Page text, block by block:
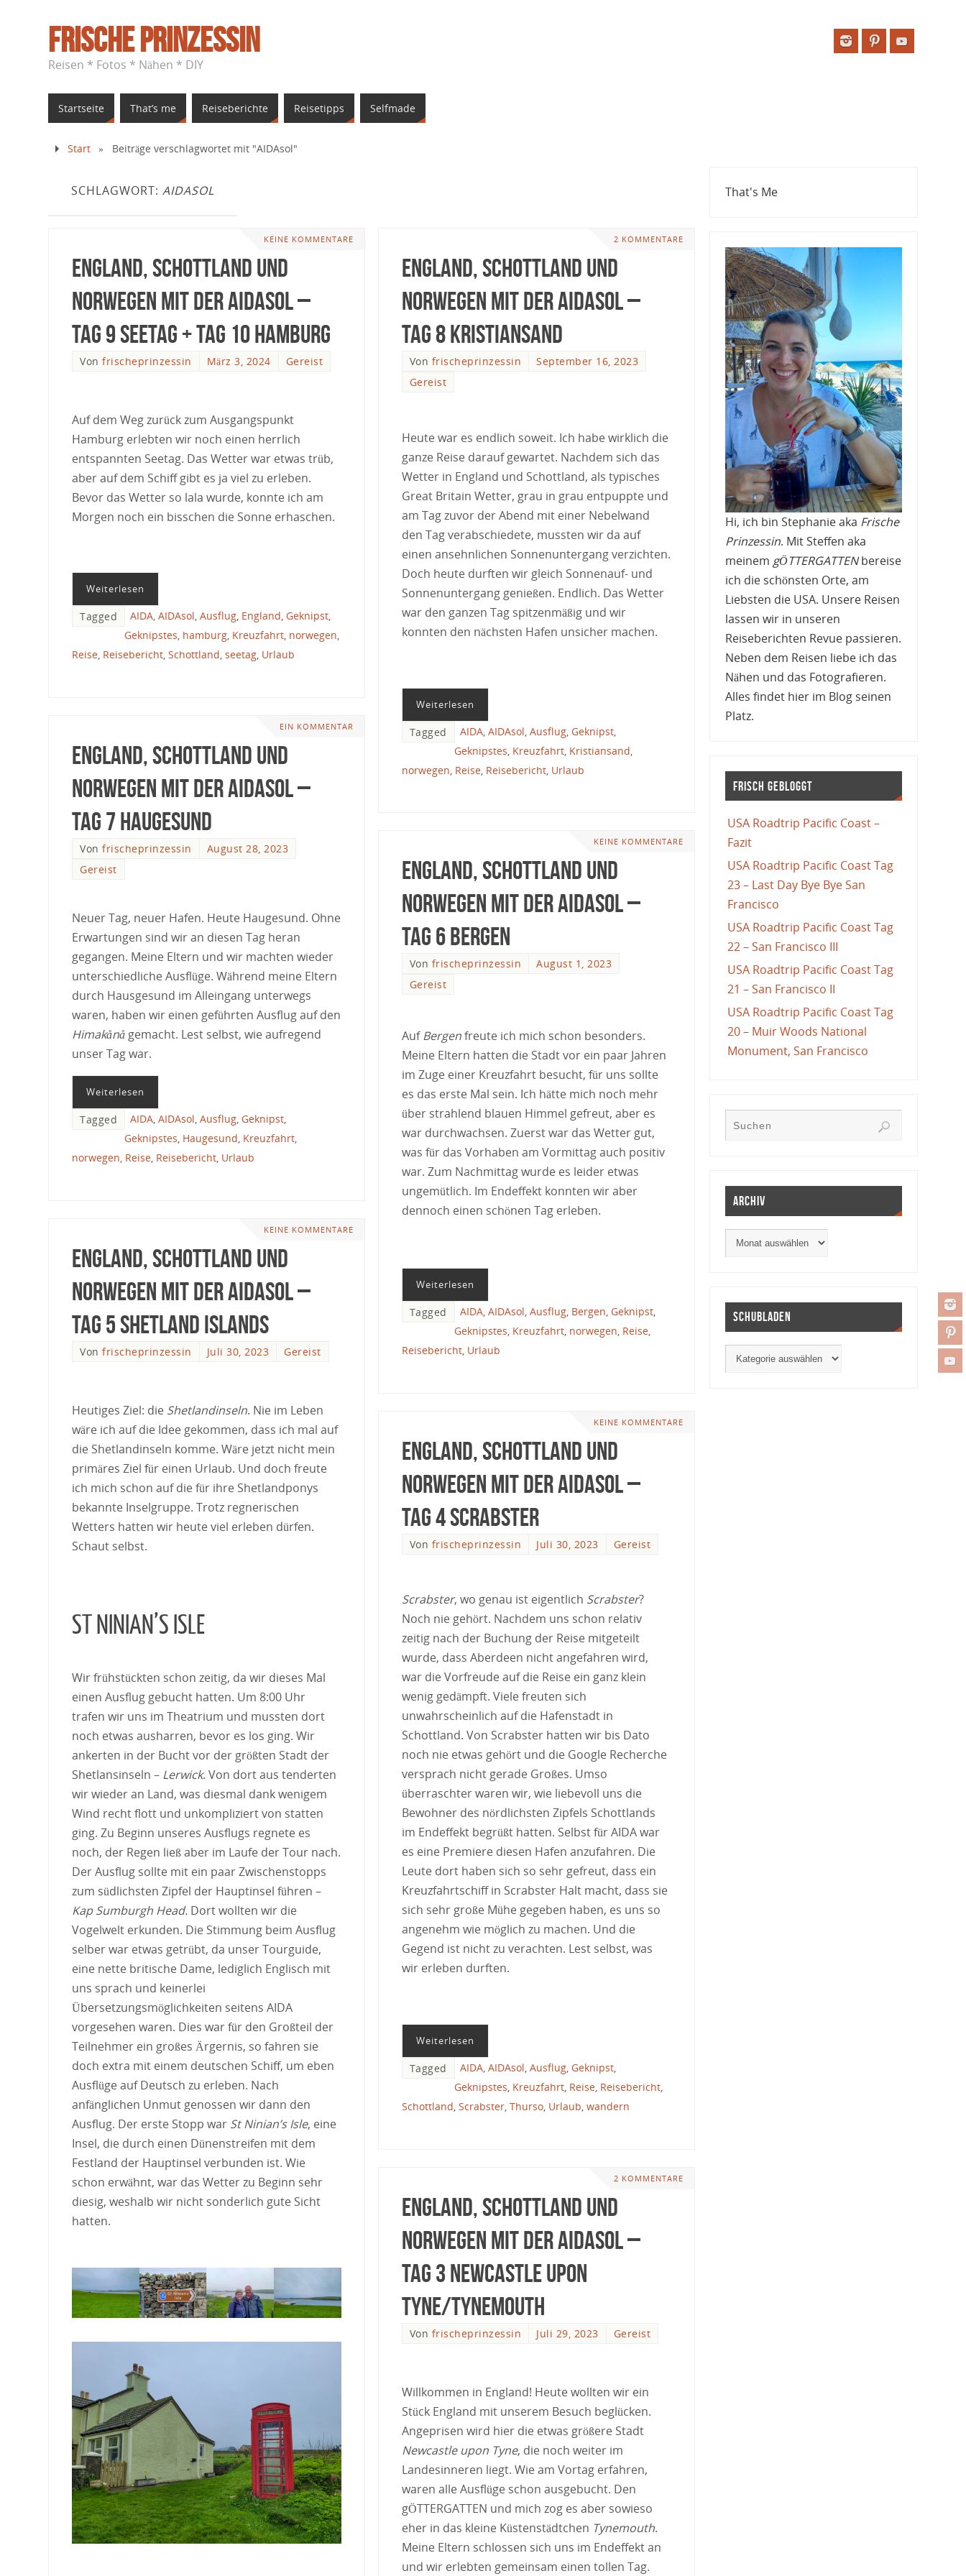
Frische Prinzessin
Reisen * Fotos * Nähen * DIY
Startseite That’s me Reiseberichte Reisetipps Selfmade
Start » Beiträge verschlagwortet mit "AIDAsol"
SCHLAGWORT: AIDASOL
KEINE KOMMENTARE
England, Schottland und
Norwegen mit der AIDAsol –
Tag 9 Seetag + Tag 10 Hamburg
Von frischeprinzessin März 3, 2024 Gereist
Auf dem Weg zurück zum Ausgangspunkt
Hamburg erlebten wir noch einen herrlich
entspannten Seetag. Das Wetter war etwas trüb,
aber auf dem Schiff gibt es ja viel zu erleben.
Bevor das Wetter so lala wurde, konnte ich am
Morgen noch ein bisschen die Sonne erhaschen.
Weiterlesen
Tagged AIDA, AIDAsol, Ausflug, England, Geknipst,
Geknipstes, hamburg, Kreuzfahrt, norwegen,
Reise, Reisebericht, Schottland, seetag, Urlaub
2 KOMMENTARE
England, Schottland und
Norwegen mit der AIDAsol –
Tag 8 Kristiansand
Von frischeprinzessin
September 16, 2023
Gereist
Heute war es endlich soweit. Ich habe wirklich die
ganze Reise darauf gewartet. Nachdem sich das
Wetter in England und Schottland, als typisches
Great Britain Wetter, grau in grau entpuppte und
am Tag zuvor der Abend mit einer Nebelwand
den Tag verabschiedete, mussten wir da auf
einen ansehnlichen Sonnenuntergang verzichten.
Doch heute durften wir gleich Sonnenauf- und
Sonnenuntergang genießen. Endlich. Das Wetter
war den ganzen Tag spitzenmäßig und wir
konnten den nächsten Hafen unsicher machen.
Weiterlesen
Tagged AIDA, AIDAsol Ausflug, Geknipst,
Geknipstes Kreuzfahrt, Kristiansand
norwegen Reise, Reisebericht, Urlaub
EIN KOMMENTAR
England, Schottland und
Norwegen mit der AIDAsol –
Tag 7 Haugesund
Von frischeprinzessin
August 28, 2023
Gereist
Neuer Tag, neuer Hafen. Heute Haugesund. Ohne
Erwartungen sind wir an diesen Tag heran
gegangen. Meine Eltern und wir machten wieder
unterschiedliche Ausflüge. Während meine Eltern
durch Hausgesund im Alleingang unterwegs
waren, haben wir einen geführten Ausflug auf den
Himakånå gemacht. Lest selbst, wie aufregend
unser Tag war.
Weiterlesen
Tagged AIDA, AIDAsol, Ausflug, Geknipst,
Geknipstes, Haugesund, Kreuzfahrt,
norwegen, Reise, Reisebericht, Urlaub
KEINE KOMMENTARE
England, Schottland und
Norwegen mit der AIDAsol –
Tag 6 Bergen
Von frischeprinzessin
August 1, 2023
Gereist
AufBergenfreute ich mich schon besonders.
Meine Eltern hatten die Stadt vor ein paar Jahren
im Zuge einer Kreuzfahrt besucht, für uns sollte
es das erste Mal sein. Ich hätte mich noch mehr
über strahlend blauen Himmel gefreut, aber es
war durchwachsen. Zuerst war das Wetter gut,
was für das Vorhaben am Vormittag auch positiv
war. Zum Nachmittag wurde es leider etwas
ungemütlich. Im Endeffekt konnten wir aber
dennoch einen schönen Tag erleben.
Weiterlesen
Tagged AIDA, AIDAsol, Ausflug, Bergen, Geknipst,
Geknipstes, Kreuzfahrt, norwegen, Reise,
Reisebericht, Urlaub
KEINE KOMMENTARE
England, Schottland und
Norwegen mit der AIDAsol –
Tag 5 Shetland Islands
Von frischeprinzessin Juli 30, 2023 Gereist
Heutiges Ziel: die Shetlandinseln. Nie im Leben
wäre ich auf die Idee gekommen, dass ich mal auf
die Shetlandinseln komme. Wäre jetzt nicht mein
primäres Ziel für einen Urlaub. Und doch freute
ich mich schon auf die für ihre Shetlandponys
bekannte Inselgruppe. Trotz regnerischen
Wetters hatten wir heute viel erleben dürfen.
Schaut selbst.
ST NINIAN’S ISLE
Wir frühstückten schon zeitig, da wir dieses Mal
einen Ausflug gebucht hatten. Um 8:00 Uhr
trafen wir uns im Theatrium und mussten dort
noch etwas ausharren, bevor es los ging. Wir
ankerten in der Bucht vor der größten Stadt der
Shetlansinseln – Lerwick. Von dort aus tenderten
wir wieder an Land, was diesmal dank wenigem
Wind recht flott und unkompliziert von statten
ging. Zu Beginn unseres Ausflugs regnete es
noch, der Regen ließ aber im Laufe der Tour nach.
Der Ausflug sollte mit ein paar Zwischenstopps
zum südlichsten Zipfel der Hauptinsel führen –
Kap Sumburgh Head. Dort wollten wir die
Vogelwelt erkunden. Die Stimmung beim Ausflug
selber war etwas getrübt, da unser Tourguide,
eine nette britische Dame, lediglich Englisch mit
uns sprach und keinerlei
Übersetzungsmöglichkeiten seitens AIDA
vorgesehen waren. Dies war für den Großteil der
Teilnehmer ein großes Ärgernis, so fahren sie
doch extra mit einem deutschen Schiff, um eben
Ausflüge auf Deutsch zu erleben. Nach
anfänglichen Unmut genossen wir dann den
Ausflug. Der erste Stopp war St Ninian’s Isle, eine
Insel, die durch einen Dünenstreifen mit dem
Festland der Hauptinsel verbunden ist. Wie
schon erwähnt, war das Wetter zu Beginn sehr
diesig, weshalb wir nicht sonderlich gute Sicht
hatten.
KEINE KOMMENTARE
England, Schottland und
Norwegen mit der AIDAsol –
Tag 4 Scrabster
Von frischeprinzessin Juli 30, 2023 Gereist
Scrabster, wo genau ist eigentlich Scrabster?
Noch nie gehört. Nachdem uns schon relativ
zeitig nach der Buchung der Reise mitgeteilt
wurde, dass Aberdeen nicht angefahren wird,
war die Vorfreude auf die Reise ein ganz klein
wenig gedämpft. Viele freuten sich
unwahrscheinlich auf die Hafenstadt in
Schottland. Von Scrabster hatten wir bis Dato
noch nie etwas gehört und die Google Recherche
versprach nicht gerade Großes. Umso
überraschter waren wir, wie liebevoll uns die
Bewohner des nördlichsten Zipfels Schottlands
im Endeffekt begrüßt hatten. Selbst für AIDA war
es eine Premiere diesen Hafen anzufahren. Die
Leute dort haben sich so sehr gefreut, dass ein
Kreuzfahrtschiff in Scrabster Halt macht, dass sie
sich sehr große Mühe gegeben haben, es uns so
angenehm wie möglich zu machen. Und die
Gegend ist nicht zu verachten. Lest selbst, was
wir erleben durften.
Weiterlesen
Tagged AIDA, AIDAsol, Ausflug, Geknipst,
Geknipstes, Kreuzfahrt, Reise, Reisebericht,
Schottland, Scrabster, Thurso, Urlaub, wandern
2 KOMMENTARE
England, Schottland und
Norwegen mit der AIDAsol –
Tag 3 Newcastle upon
Tyne/Tynemouth
Von frischeprinzessin Juli 29, 2023 Gereist
Willkommen in England! Heute wollten wir ein
Stück England mit unserem Besuch beglücken.
Angeprisen wird hier die etwas größere Stadt
Newcastle upon Tyne, die noch weiter im
Landesinneren liegt. Wie am Vortag erfahren,
waren alle Ausflüge schon ausgebucht. Den
gÖTTERGATTEN und mich zog es aber sowieso
eher in das kleine Küstenstädtchen Tynemouth.
Meine Eltern schlossen sich uns im Endeffekt an
und wir erlebten gemeinsam einen tollen Tag.
That's Me
Hi, ich bin Stephanie aka Frische
Prinzessin. Mit Steffen aka
meinem gÖTTERGATTENbereise
ich die schönsten Orte, am
Liebsten die USA. Unsere Reisen
lassen wir in unseren
Reiseberichten Revue passieren.
Neben dem Reisen liebe ich das
Nähen und das Fotografieren.
Alles findet hier im Blog seinen
Platz.
Frisch gebloggt
USA Roadtrip Pacific Coast –
Fazit
USA Roadtrip Pacific Coast Tag
23 – Last Day Bye Bye San
Francisco
USA Roadtrip Pacific Coast Tag
22 – San Francisco III
USA Roadtrip Pacific Coast Tag
21 – San Francisco II
USA Roadtrip Pacific Coast Tag
20 – Muir Woods National
Monument, San Francisco
Archiv
Schubladen